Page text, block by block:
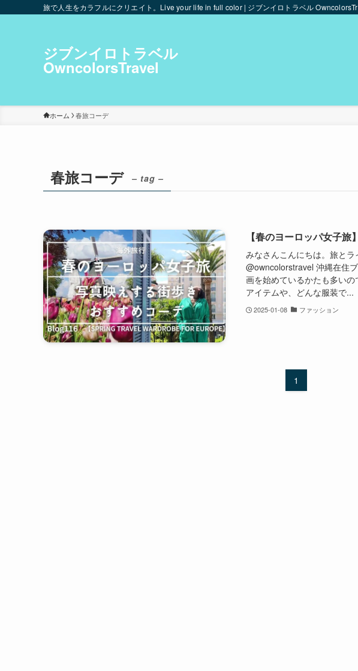
旅で人生をカラフルにクリエイト。Live your life in full color | ジブンイロトラベル
ジブンイロトラベル
OwncolorsTravel
ホーム 春旅コーデ
春旅コーデ – tag –
【春のヨーロッパ女子
みなさんこんにちは。旅と
@owncolorstravel 沖縄在住
画を始めているかたも多い
アイテムや、どんな服装で...
2025-01-08 ファッション
1